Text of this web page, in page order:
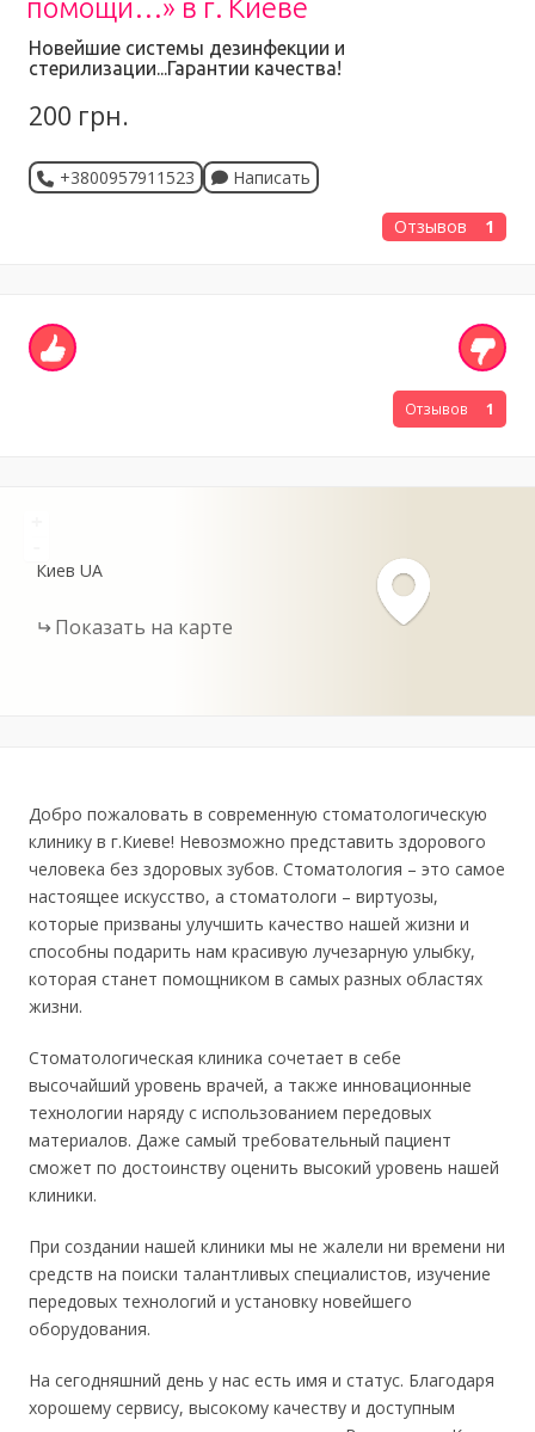
помощи…» в г. Киеве
Новейшие системы дезинфекции и
стерилизации...Гарантии качества!
200 грн.
+3800957911523 Написать
Отзывов 1
Отзывов 1
Киев UA
Показать на карте
Добро пожаловать в современную стоматологическую
клинику в г.Киеве! Невозможно представить здорового
человека без здоровых зубов. Стоматология – это самое
настоящее искусство, а стоматологи – виртуозы,
которые призваны улучшить качество нашей жизни и
способны подарить нам красивую лучезарную улыбку,
которая станет помощником в самых разных областях
жизни.
Стоматологическая клиника сочетает в себе
высочайший уровень врачей, а также инновационные
технологии наряду с использованием передовых
материалов. Даже самый требовательный пациент
сможет по достоинству оценить высокий уровень нашей
клиники.
При создании нашей клиники мы не жалели ни времени ни
средств на поиски талантливых специалистов, изучение
передовых технологий и установку новейшего
оборудования.
На сегодняшний день у нас есть имя и статус. Благодаря
хорошему сервису, высокому качеству и доступным